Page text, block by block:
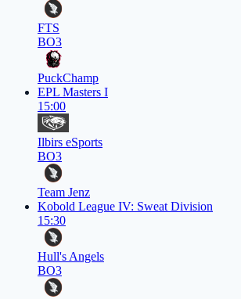
FTS
BO3
PuckChamp
EPL Masters I
15:00
Ilbirs eSports
BO3
Team Jenz
Kobold League IV: Sweat Division
15:30
Hull's Angels
BO3